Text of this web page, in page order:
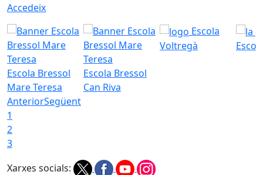
Accedeix
Escola Bressol
Mare Teresa
Escola Bressol
Can Riva
Escola
Voltregà
AnteriorSegüent
1
2
3
Xarxes socials: